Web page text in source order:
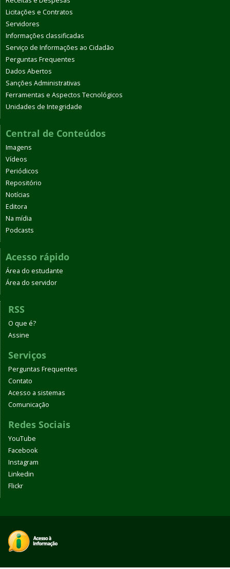
Licitações e Contratos
Servidores
Informações classificadas
Serviço de Informações ao Cidadão
Perguntas Frequentes
Dados Abertos
Sanções Administrativas
Ferramentas e Aspectos Tecnológicos
Unidades de Integridade
Central de Conteúdos
Imagens
Vídeos
Periódicos
Repositório
Notícias
Editora
Na mídia
Podcasts
Acesso rápido
Área do estudante
Área do servidor
RSS
O que é?
Assine
Serviços
Perguntas Frequentes
Contato
Acesso a sistemas
Comunicação
Redes Sociais
YouTube
Facebook
Instagram
Linkedin
Flickr